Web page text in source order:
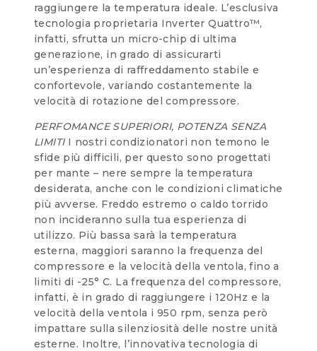
raggiungere la temperatura ideale. L’esclusiva
tecnologia proprietaria Inverter Quattro™,
infatti, sfrutta un micro-chip di ultima
generazione, in grado di assicurarti
un’esperienza di raffreddamento stabile e
confortevole, variando costantemente la
velocità di rotazione del compressore.
PERFOMANCE SUPERIORI, POTENZA SENZA
LIMITII nostri condizionatori non temono le
sfide più difficili, per questo sono progettati
per mante – nere sempre la temperatura
desiderata, anche con le condizioni climatiche
più avverse. Freddo estremo o caldo torrido
non incideranno sulla tua esperienza di
utilizzo. Più bassa sarà la temperatura
esterna, maggiori saranno la frequenza del
compressore e la velocità della ventola, fino a
limiti di -25° C. La frequenza del compressore,
infatti, è in grado di raggiungere i 120Hz e la
velocità della ventola i 950 rpm, senza però
impattare sulla silenziosità delle nostre unità
esterne. Inoltre, l’innovativa tecnologia di